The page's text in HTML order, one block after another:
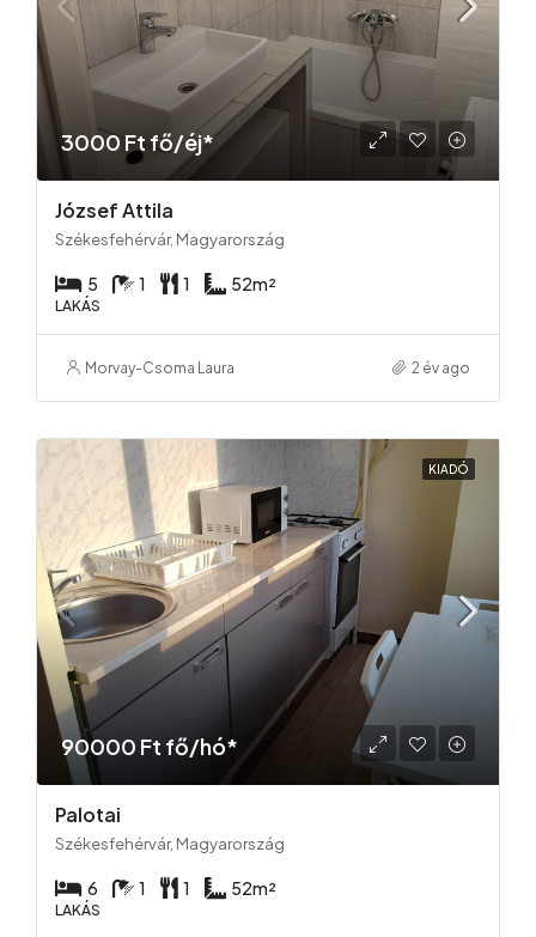
3000 Ft fő/éj*
József Attila
Székesfehérvár, Magyarország
5 1 1 52m²
LAKÁS
Morvay-Csoma Laura 2 év ago
KIADÓ
90000 Ft fő/hó*
Palotai
Székesfehérvár, Magyarország
6 1 1 52m²
LAKÁS